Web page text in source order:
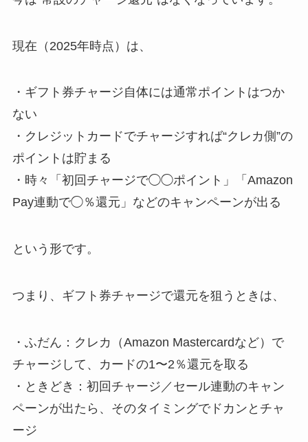
現在（2025年時点）は、
・ギフト券チャージ自体には通常ポイントはつか
ない
・クレジットカードでチャージすれば“クレカ側”の
ポイントは貯まる
・時々「初回チャージで◯◯ポイント」「Amazon
Pay連動で◯％還元」などのキャンペーンが出る
という形です。
つまり、ギフト券チャージで還元を狙うときは、
・ふだん：クレカ（Amazon Mastercardなど）で
チャージして、カードの1〜2％還元を取る
・ときどき：初回チャージ／セール連動のキャン
ペーンが出たら、そのタイミングでドカンとチャ
ージ